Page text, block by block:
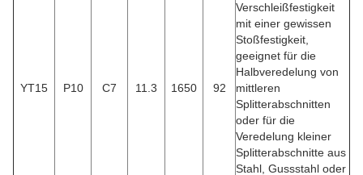
YT15 P10 C7 11.3 1650 92
Verschleißfestigkeit
mit einer gewissen
Stoßfestigkeit,
geeignet für die
Halbveredelung von
mittleren
Splitterabschnitten
oder für die
Veredelung kleiner
Splitterabschnitte aus
Stahl, Gussstahl oder